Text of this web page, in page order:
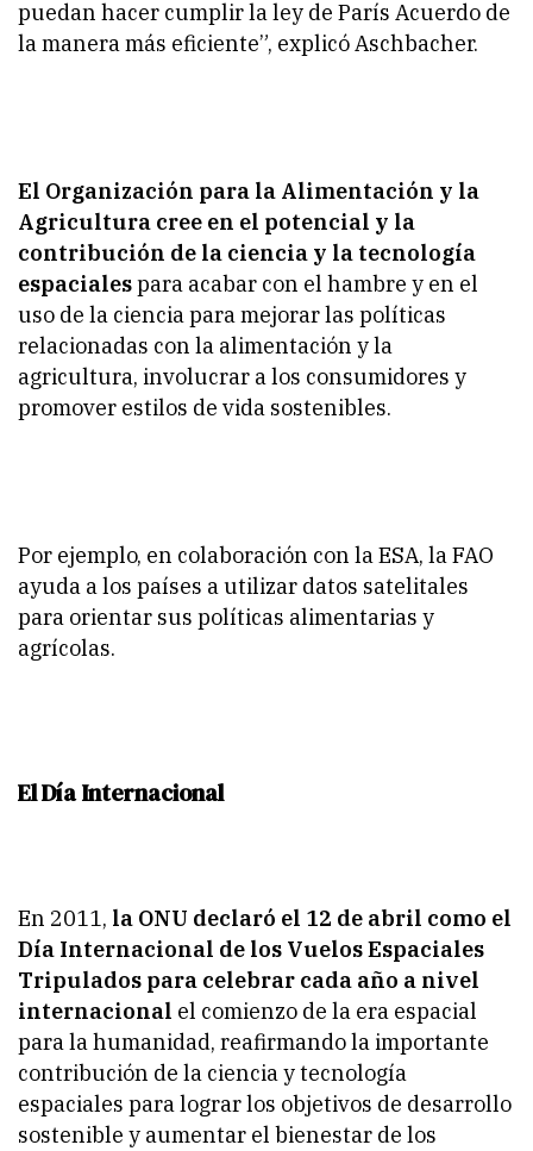
puedan hacer cumplir la ley de París Acuerdo de
la manera más eficiente”, explicó Aschbacher.
El Organización para la Alimentación y la
Agricultura cree en el potencial y la
contribución de la ciencia y la tecnología
espacialespara acabar con el hambre y en el
uso de la ciencia para mejorar las políticas
relacionadas con la alimentación y la
agricultura, involucrar a los consumidores y
promover estilos de vida sostenibles.
Por ejemplo, en colaboración con la ESA, la FAO
ayuda a los países a utilizar datos satelitales
para orientar sus políticas alimentarias y
agrícolas.
El Día Internacional
En 2011, la ONU declaró el 12 de abril como el
Día Internacional de los Vuelos Espaciales
Tripulados para celebrar cada año a nivel
internacional el comienzo de la era espacial
para la humanidad, reafirmando la importante
contribución de la ciencia y tecnología
espaciales para lograr los objetivos de desarrollo
sostenible y aumentar el bienestar de los